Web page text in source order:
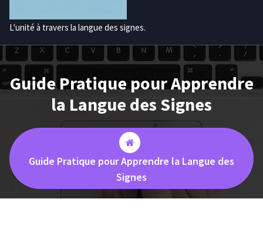
L'unité à travers la langue des signes.
Guide Pratique pour Apprendre
la Langue des Signes
Guide Pratique pour Apprendre la Langue des
Signes